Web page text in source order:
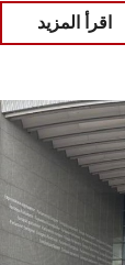
اقرأ المزيد